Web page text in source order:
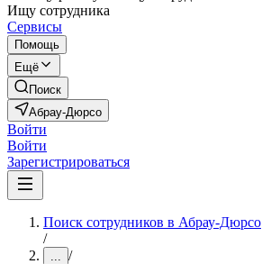
Ищу сотрудника
Сервисы
Помощь
Ещё
Поиск
Абрау-Дюрсо
Войти
Войти
Зарегистрироваться
Поиск сотрудников в Абрау-Дюрсо
/
... /